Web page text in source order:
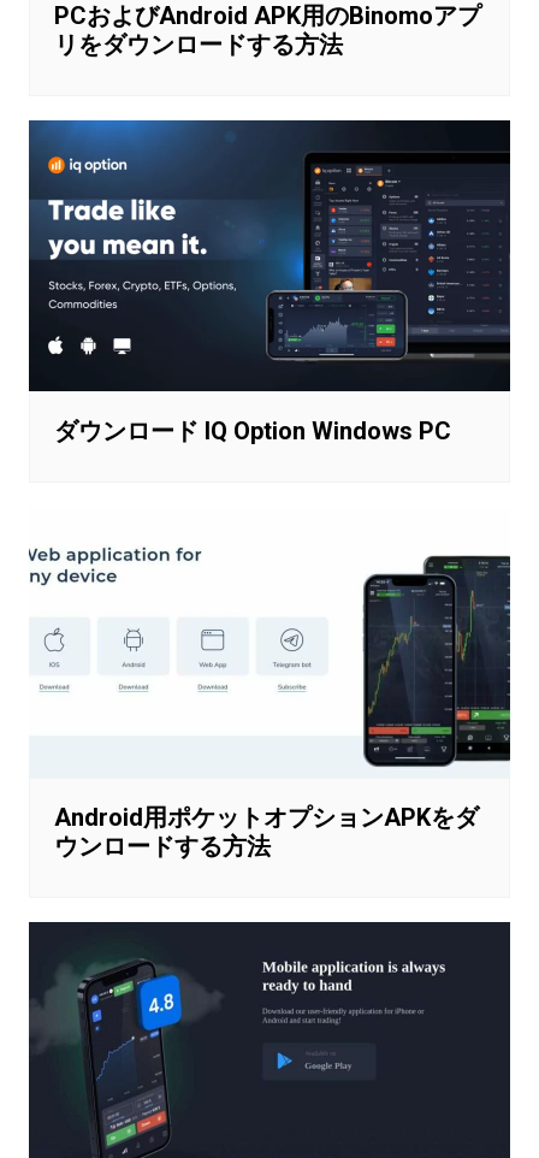
PCおよびAndroid APK用のBinomoアプ
リをダウンロードする方法
ダウンロード IQ Option Windows PC
Android用ポケットオプションAPKをダ
ウンロードする方法